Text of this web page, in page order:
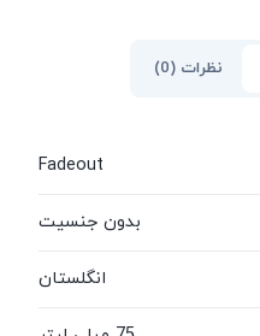
نظرات (0)
Fadeout
بدون جنسیت
انگلستان